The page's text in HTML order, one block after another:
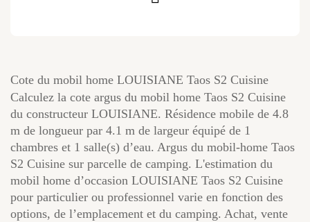
Cote du mobil home LOUISIANE Taos S2 Cuisine
Calculez la cote argus du mobil home Taos S2 Cuisine
du constructeur LOUISIANE. Résidence mobile de 4.8
m de longueur par 4.1 m de largeur équipé de 1
chambres et 1 salle(s) d’eau. Argus du mobil-home Taos
S2 Cuisine sur parcelle de camping. L'estimation du
mobil home d’occasion LOUISIANE Taos S2 Cuisine
pour particulier ou professionnel varie en fonction des
options, de l’emplacement et du camping. Achat, vente